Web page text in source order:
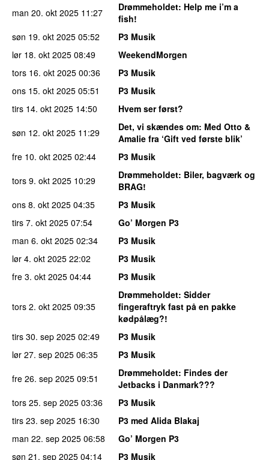
man 20. okt 2025 11:27 Drømmeholdet: Help me i’m a
fish!
søn 19. okt 2025 05:52
P3 Musik
lør 18. okt 2025 08:49
WeekendMorgen
tors 16. okt 2025 00:36
P3 Musik
ons 15. okt 2025 05:51
P3 Musik
tirs 14. okt 2025 14:50
Hvem ser først?
søn 12. okt 2025 11:29 Det, vi skændes om: Med Otto &
Amalie fra ‘Gift ved første blik’
fre 10. okt 2025 02:44
P3 Musik
tors 9. okt 2025 10:29 Drømmeholdet: Biler, bagværk og
BRAG!
ons 8. okt 2025 04:35
P3 Musik
tirs 7. okt 2025 07:54
Go’ Morgen P3
man 6. okt 2025 02:34
P3 Musik
lør 4. okt 2025 22:02
P3 Musik
fre 3. okt 2025 04:44 P3 Musik
tors 2. okt 2025 09:35
Drømmeholdet: Sidder
fingeraftryk fast på en pakke
kødpålæg?!
tirs 30. sep 2025 02:49
P3 Musik
lør 27. sep 2025 06:35
P3 Musik
fre 26. sep 2025 09:51 Drømmeholdet: Findes der
Jetbacks i Danmark???
tors 25. sep 2025 03:36
P3 Musik
tirs 23. sep 2025 16:30
P3 med Alida Blakaj
man 22. sep 2025 06:58
Go’ Morgen P3
søn 21. sep 2025 04:14 P3 Musik